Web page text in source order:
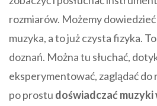
rozmiarów. Możemy
muzyka, a to już czysta fizyka.
doznań. Można tu słuchać,
eksperymentować, zaglądać do
po prostu doświadczać muzyki